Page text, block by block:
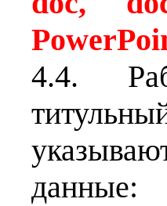
4.4.
данные: